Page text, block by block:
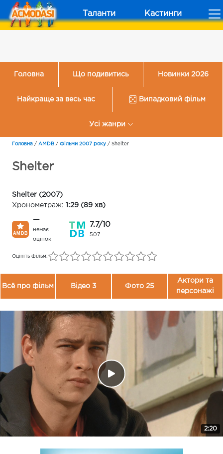
Таланти Кастинги
Головна Що подивитись Новинки 2026
Найкраще за весь час Випадковий фільм
Усі жанри
Головна / AMDB / Фільми 2007 року / Shelter
Shelter
Shelter (2007)
Хронометраж: 1:29 (89 хв)
—
немає
оцінок
7.7/10
507
Оцініть фільм:
Всё про фільм Відео 3 Фото 25
Актори та
персонажі
2:20